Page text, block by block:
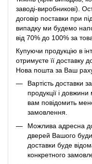
заводі-виробникові).
договір поставки при
випадку ми будемо
від 70% до 100% за
Купуючи продукцію в
отримуєте її доставку
Нова пошта за Ваш
Вартість доставки
продукції і
вам повідомить
замовлення.
Можлива адресна
дверей Вашого
доставки буде
конкретного